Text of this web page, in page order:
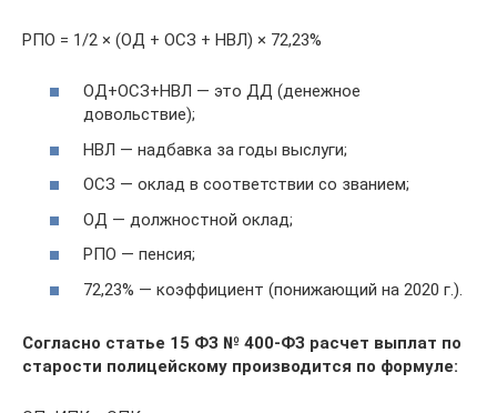
РПО = 1/2 × (ОД + ОСЗ + НВЛ) × 72,23%
ОД+ОСЗ+НВЛ — это ДД (денежное
довольствие);
НВЛ — надбавка за годы выслуги;
ОСЗ — оклад в соответствии со званием;
ОД — должностной оклад;
РПО — пенсия;
72,23% — коэффициент (понижающий на 2020 г.).
Согласно статье 15 ФЗ № 400-ФЗ расчет выплат по
старости полицейскому производится по формуле: